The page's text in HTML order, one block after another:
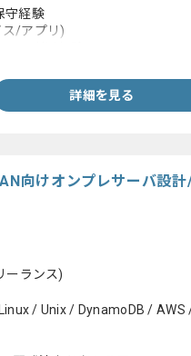
守経験
ス/アプリ)
詳細を見る
向けオンプレサーバ設
ーランス)
/ Unix / DynamoDB /